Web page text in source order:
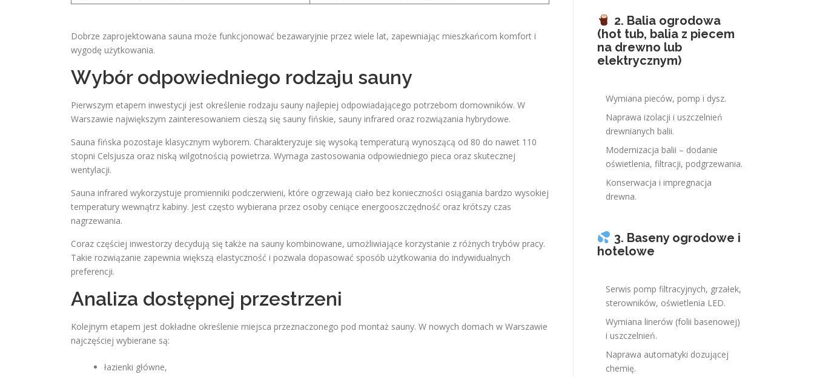
Dobrze zaprojektowana sauna może funkcjonować bezawaryjnie przez wiele lat, zapewniając mieszkańcom komfort i
wygodę użytkowania.
Wybór odpowiedniego rodzaju sauny
Pierwszym etapem inwestycji jest określenie rodzaju sauny najlepiej odpowiadającego potrzebom domowników. W
Warszawie największym zainteresowaniem cieszą się sauny fińskie, sauny infrared oraz rozwiązania hybrydowe.
Sauna fińska pozostaje klasycznym wyborem. Charakteryzuje się wysoką temperaturą wynoszącą od 80 do nawet 110
stopni Celsjusza oraz niską wilgotnością powietrza. Wymaga zastosowania odpowiedniego pieca oraz skutecznej
wentylacji.
Sauna infrared wykorzystuje promienniki podczerwieni, które ogrzewają ciało bez konieczności osiągania bardzo wysokiej
temperatury wewnątrz kabiny. Jest często wybierana przez osoby ceniące energooszczędność oraz krótszy czas
nagrzewania.
Coraz częściej inwestorzy decydują się także na sauny kombinowane, umożliwiające korzystanie z różnych trybów pracy.
Takie rozwiązanie zapewnia większą elastyczność i pozwala dopasować sposób użytkowania do indywidualnych
preferencji.
Analiza dostępnej przestrzeni
Kolejnym etapem jest dokładne określenie miejsca przeznaczonego pod montaż sauny. W nowych domach w Warszawie
najczęściej wybierane są:
łazienki główne,
2. Balia ogrodowa
(hot tub, balia z piecem
na drewno lub
elektrycznym)
Wymiana pieców, pomp i dysz.
Naprawa izolacji i uszczelnień
drewnianych balii.
Modernizacja balii – dodanie
oświetlenia, filtracji, podgrzewania.
Konserwacja i impregnacja
drewna.
3. Baseny ogrodowe i
hotelowe
Serwis pomp filtracyjnych, grzałek,
sterowników, oświetlenia LED.
Wymiana linerów (folii basenowej)
i uszczelnień.
Naprawa automatyki dozującej
chemię.